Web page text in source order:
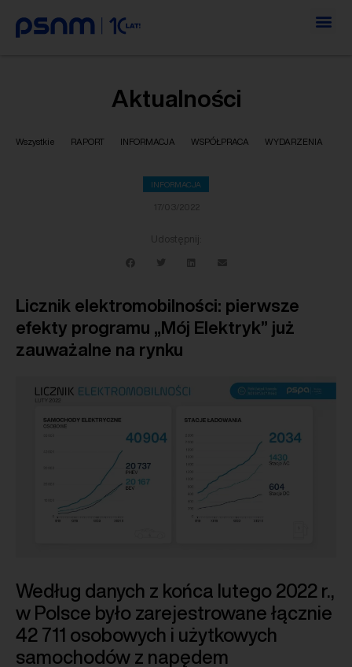
Aktualności
Wszystkie RAPORT INFORMACJA WSPÓŁPRACA WYDARZENIA
INFORMACJA
Udostępnij:
Licznik elektromobilności: pierwsze
efekty programu „Mój Elektryk” już
zauważalne na rynku
Według danych z końca lutego 2022 r.,
w Polsce było zarejestrowane łącznie
42 711 osobowych i użytkowych
samochodów z napędem